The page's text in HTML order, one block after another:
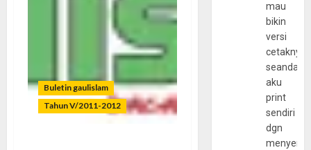
Buletin gaulislam
Tahun V/2011-2012
mau
bikin
versi
cetaknya
aku
print
sendiri
dgn